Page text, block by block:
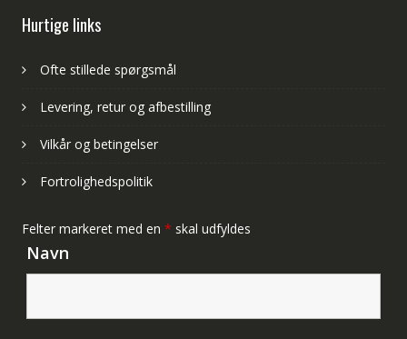
Hurtige links
Ofte stillede spørgsmål
Levering, retur og afbestilling
Vilkår og betingelser
Fortrolighedspolitik
Felter markeret med en * skal udfyldes
Navn